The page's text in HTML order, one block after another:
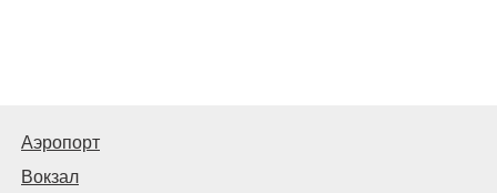
Аэропорт
Вокзал